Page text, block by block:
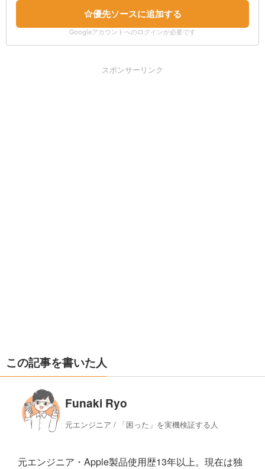
優先ソースに追加する
Googleアカウントへのログインが必要です
スポンサーリンク
この記事を書いた人
Funaki Ryo
元エンジニア / 「困った」を実機検証する人
元エンジニア・Apple製品使用歴13年以上。現在は独